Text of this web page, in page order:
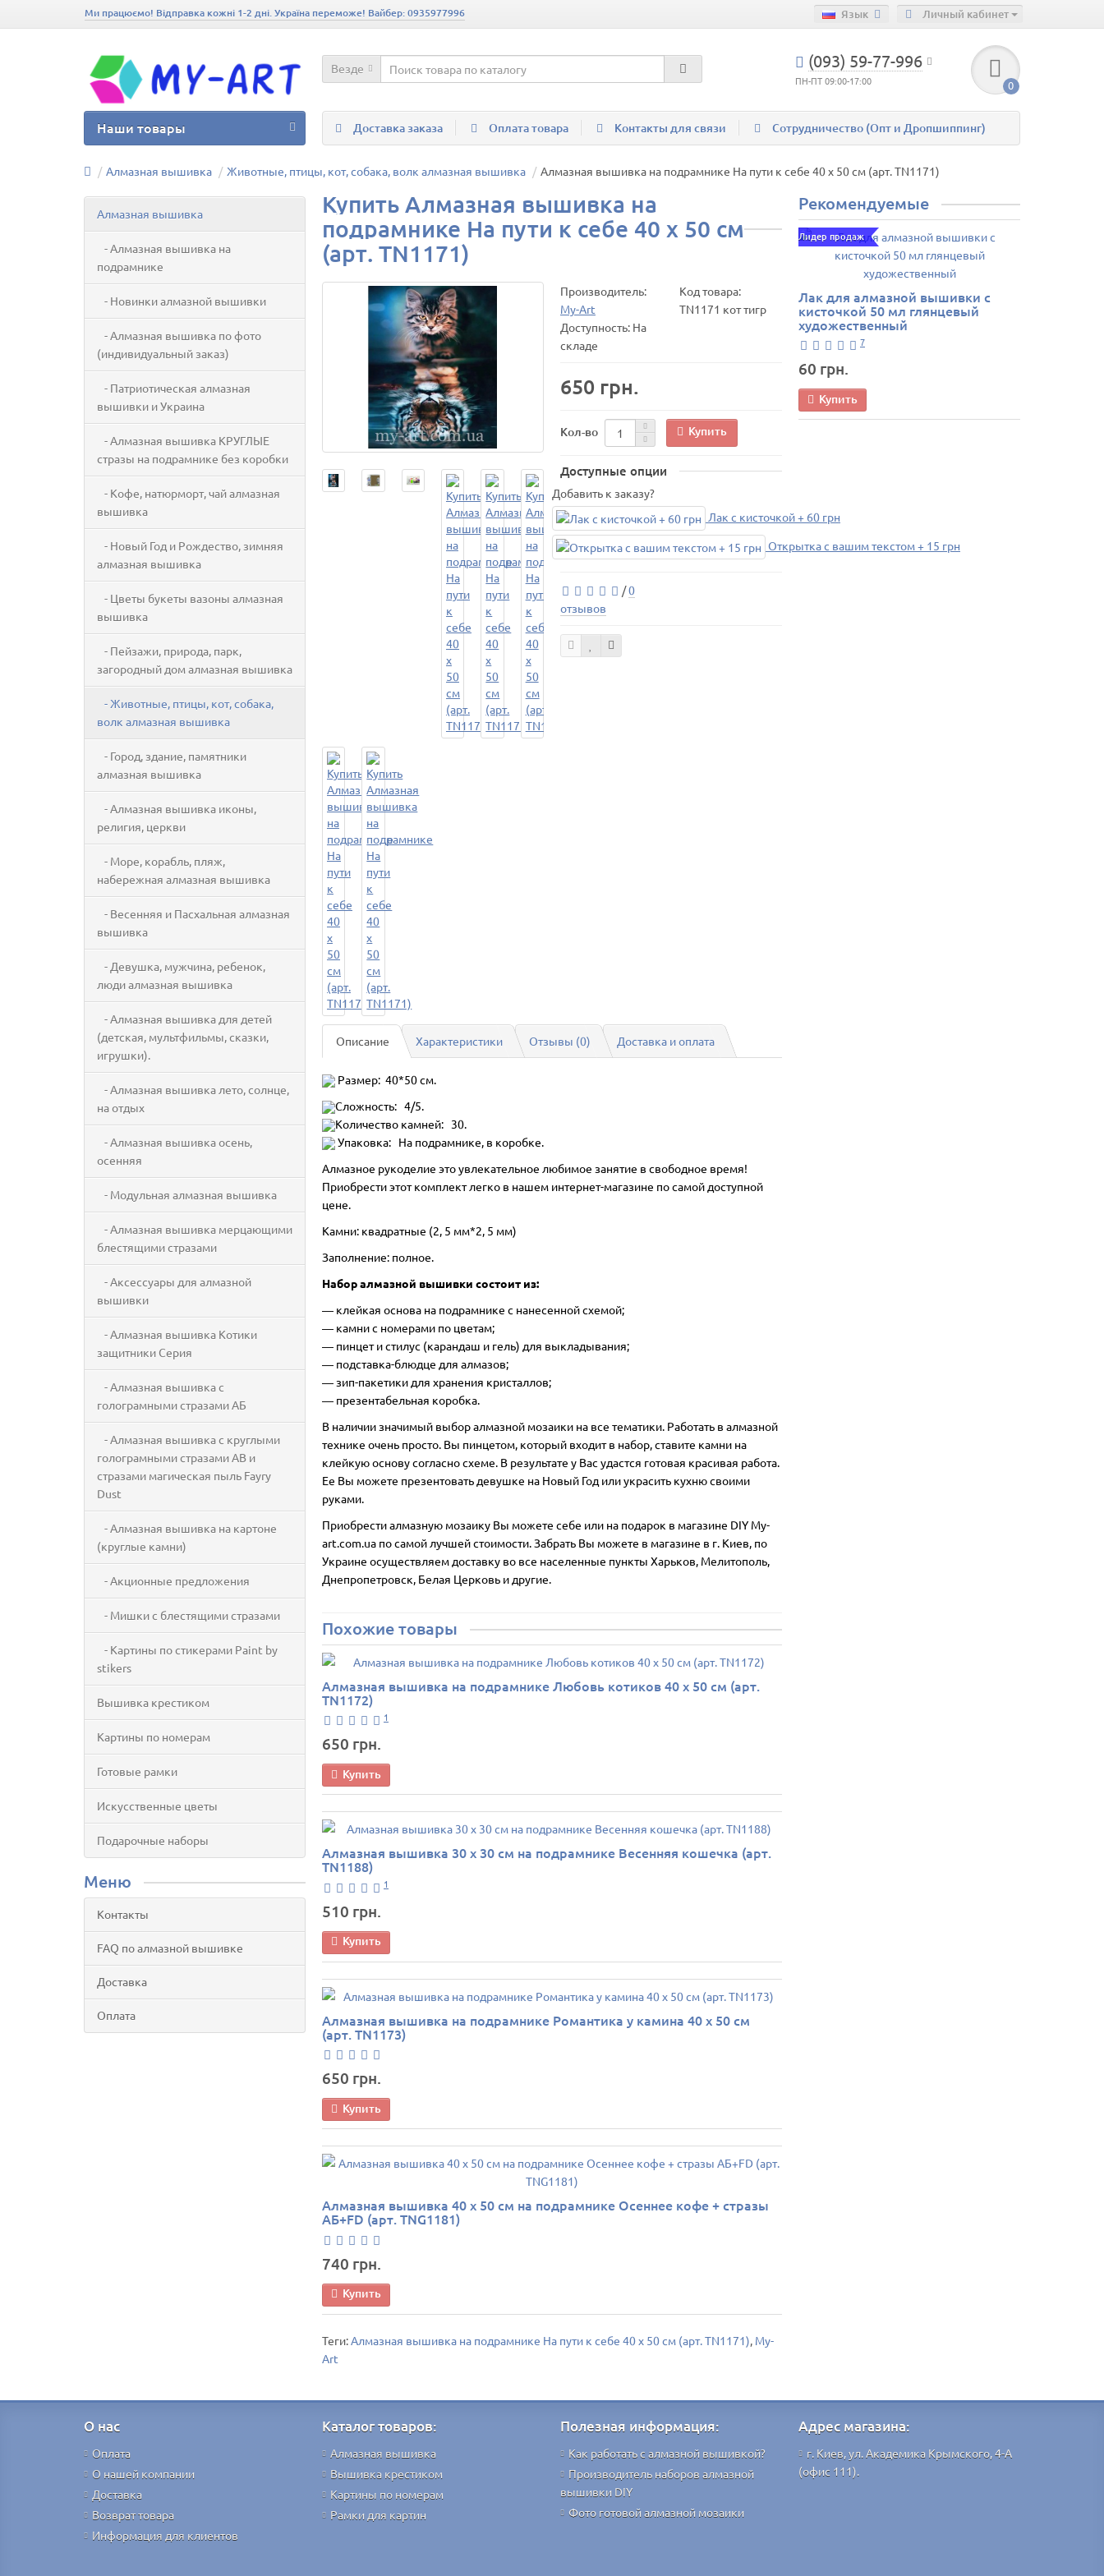
Личный кабинет
Язык
Ми працюємо! Відправка кожні 1-2 дні. Україна переможе! Вайбер: 0935977996
(093) 59-77-996
ПН-ПТ 09:00-17:00 0
Везде
Доставка заказа Оплата товара Контакты для связи Сотрудничество (Опт и Дропшиппинг)
Наши товары
Алмазная вышивка Животные, птицы, кот, собака, волк алмазная вышивка Алмазная вышивка на подрамнике На пути к себе 40 х 50 см (арт. TN1171)
Алмазная вышивка
- Алмазная вышивка на
подрамнике
- Новинки алмазной вышивки
- Алмазная вышивка по фото
(индивидуальный заказ)
- Патриотическая алмазная
вышивки и Украина
- Алмазная вышивка КРУГЛЫЕ
стразы на подрамнике без коробки
- Кофе, натюрморт, чай алмазная
вышивка
- Новый Год и Рождество, зимняя
алмазная вышивка
- Цветы букеты вазоны алмазная
вышивка
- Пейзажи, природа, парк,
загородный дом алмазная вышивка
- Животные, птицы, кот, собака,
волк алмазная вышивка
- Город, здание, памятники
алмазная вышивка
- Алмазная вышивка иконы,
религия, церкви
- Море, корабль, пляж,
набережная алмазная вышивка
- Весенняя и Пасхальная алмазная
вышивка
- Девушка, мужчина, ребенок,
люди алмазная вышивка
- Алмазная вышивка для детей
(детская, мультфильмы, сказки,
игрушки).
- Алмазная вышивка лето, солнце,
на отдых
- Алмазная вышивка осень,
осенняя
- Модульная алмазная вышивка
- Алмазная вышивка мерцающими
блестящими стразами
- Аксессуары для алмазной
вышивки
- Алмазная вышивка Котики
защитники Серия
- Алмазная вышивка с
голограмными стразами АБ
- Алмазная вышивка с круглыми
голограмными стразами AB и
стразами магическая пыль Fayry
Dust
- Алмазная вышивка на картоне
(круглые камни)
- Акционные предложения
- Мишки с блестящими стразами
- Картины по стикерами Paint by
stikers
Вышивка крестиком
Картины по номерам
Готовые рамки
Искусственные цветы
Подарочные наборы
Меню
Контакты
FAQ по алмазной вышивке
Доставка
Оплата
Купить Алмазная вышивка на
подрамнике На пути к себе 40 х 50 см
(арт. TN1171)
Производитель:
My-Art
Код товара:
TN1171 кот тигр
Доступность: На
складе
650 грн.
Кол-во Купить
Доступные опции
Добавить к заказу?
Лак с кисточкой + 60 грн
Открытка с вашим текстом + 15 грн
/0
отзывов
Описание Характеристики Отзывы (0) Доставка и оплата
Размер: 40*50 см.
Сложность: 4/5.
Количество камней: 30.
Упаковка: На подрамнике, в коробке.
Алмазное рукоделие это увлекательное любимое занятие в свободное время!
Приобрести этот комплект легко в нашем интернет-магазине по самой доступной
цене.
Камни: квадратные (2, 5 мм*2, 5 мм)
Заполнение: полное.
Набор алмазной вышивки состоит из:
― клейкая основа на подрамнике с нанесенной схемой;
― камни с номерами по цветам;
― пинцет и стилус (карандаш и гель) для выкладывания;
― подставка-блюдце для алмазов;
― зип-пакетики для хранения кристаллов;
― презентабельная коробка.
В наличии значимый выбор алмазной мозаики на все тематики. Работать в алмазной
технике очень просто. Вы пинцетом, который входит в набор, ставите камни на
клейкую основу согласно схеме. В результате у Вас удастся готовая красивая работа.
Ее Вы можете презентовать девушке на Новый Год или украсить кухню своими
руками.
Приобрести алмазную мозаику Вы можете себе или на подарок в магазине DIY My-
art.com.ua по самой лучшей стоимости. Забрать Вы можете в магазине в г. Киев, по
Украине осуществляем доставку во все населенные пункты Харьков, Мелитополь,
Днепропетровск, Белая Церковь и другие.
Похожие товары
Алмазная вышивка на подрамнике Любовь котиков 40 х 50 см (арт.
TN1172)
1
650 грн.
Купить
Алмазная вышивка 30 х 30 см на подрамнике Весенняя кошечка (арт.
TN1188)
1
510 грн.
Купить
Алмазная вышивка на подрамнике Романтика у камина 40 х 50 см
(арт. TN1173)
650 грн.
Купить
Алмазная вышивка 40 х 50 см на подрамнике Осеннее кофе + стразы
АБ+FD (арт. TNG1181)
740 грн.
Купить
Теги: Алмазная вышивка на подрамнике На пути к себе 40 х 50 см (арт. TN1171) My-
Art
Рекомендуемые
Лидер продаж
Лак для алмазной вышивки с
кисточкой 50 мл глянцевый
художественный
7
60 грн.
Купить
О нас
Оплата
О нашей компании
Доставка
Возврат товара
Информация для клиентов
Каталог товаров:
Алмазная вышивка
Вышивка крестиком
Картины по номерам
Рамки для картин
Полезная информация:
Как работать с алмазной вышивкой?
Производитель наборов алмазной
вышивки DIY
Фото готовой алмазной мозаики
Адрес магазина:
г. Киев, ул. Академика Крымского, 4-А
(офис 111).